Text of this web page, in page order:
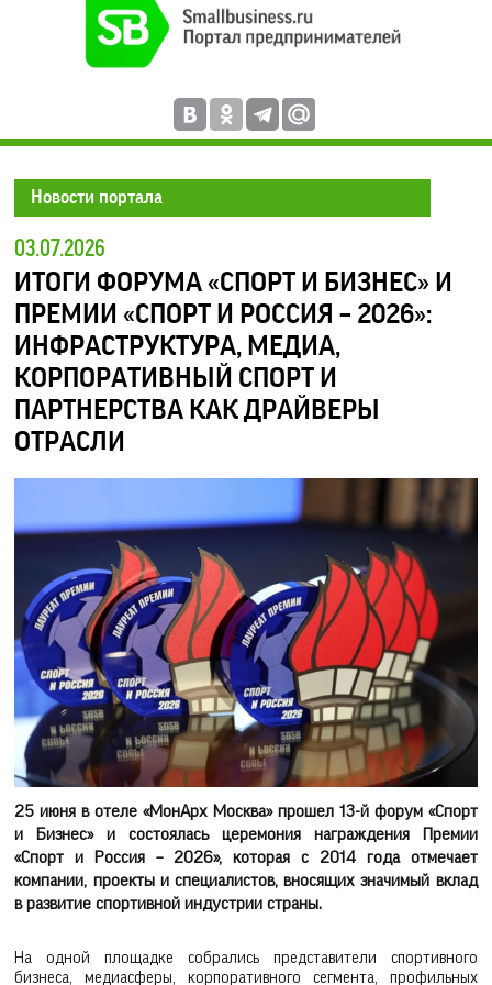
Новости портала
03.07.2026
ИТОГИ ФОРУМА «СПОРТ И БИЗНЕС» И
ПРЕМИИ «СПОРТ И РОССИЯ – 2026»:
ИНФРАСТРУКТУРА, МЕДИА,
КОРПОРАТИВНЫЙ СПОРТ И
ПАРТНЕРСТВА КАК ДРАЙВЕРЫ
ОТРАСЛИ
25 июня в отеле «МонАрх Москва» прошел 13-й форум «Спорт
и Бизнес» и состоялась церемония награждения Премии
«Спорт и Россия – 2026», которая с 2014 года отмечает
компании, проекты и специалистов, вносящих значимый вклад
в развитие спортивной индустрии страны.
На одной площадке собрались представители спортивного
бизнеса, медиасферы, корпоративного сегмента, профильных